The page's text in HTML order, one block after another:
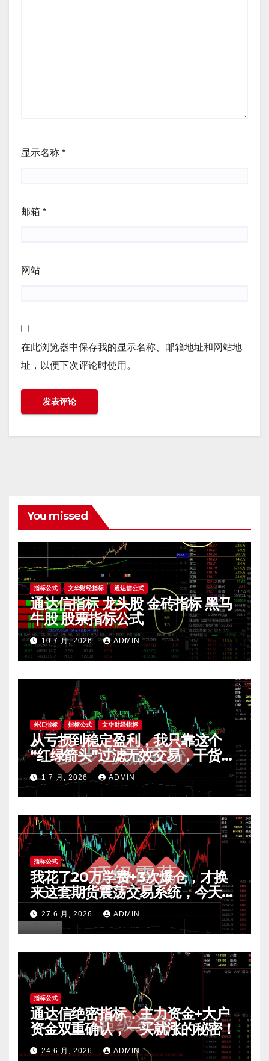
显示名称 *
邮箱 *
网站
在此浏览器中保存我的显示名称、邮箱地址和网站地
址，以便下次评论时使用。
You missed
指标公式 文华财经指标 通达信公式
通达信指标 龙头股 金砖指标 黑马
牛股 股票指标公式
10 7 月, 2026 ADMIN
外汇指标 指标公式 文华财经指标
从亏损到稳定盈利，我只靠这个
“红绿箭头”过滤无效交易，干货全
公开 mt4指标
1 7 月, 2026 ADMIN
指标公式
我花了20万学费+3次爆仓，才换
来这套期货震荡交易系统，今天免
费公开核心逻辑
27 6 月, 2026 ADMIN
指标公式
通达信绝密指标：主力资金+大户
资金双重确认，一买就涨的秘密！
24 6 月, 2026 ADMIN